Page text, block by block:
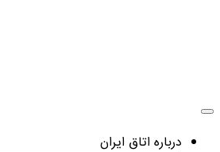
درباره اتاق ایران